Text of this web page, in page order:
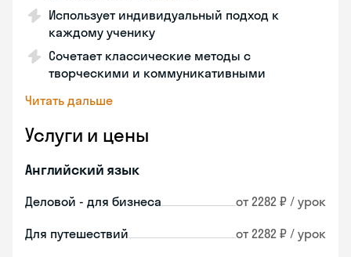
Использует индивидуальный подход к
каждому ученику
Сочетает классические методы с
творческими и коммуникативными
Читать дальше
Услуги и цены
Английский язык
Деловой - для бизнеса от 2282 ₽ / урок
Для путешествий от 2282 ₽ / урок